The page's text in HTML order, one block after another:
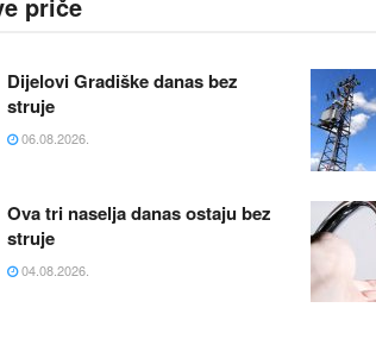
Dijelovi Gradiške danas bez
struje
06.08.2026.
Ova tri naselja danas ostaju bez
struje
04.08.2026.